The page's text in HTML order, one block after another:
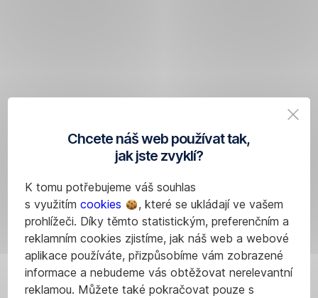
Chcete náš web používat tak,
jak jste zvyklí?
K tomu potřebujeme váš souhlas
s využitím cookies
, které se ukládají ve vašem
prohlížeči. Díky těmto statistickým, preferenčním a
reklamním cookies zjistíme, jak náš web a webové
aplikace používáte, přizpůsobíme vám zobrazené
informace a nebudeme vás obtěžovat nerelevantní
reklamou. Můžete také pokračovat pouze s